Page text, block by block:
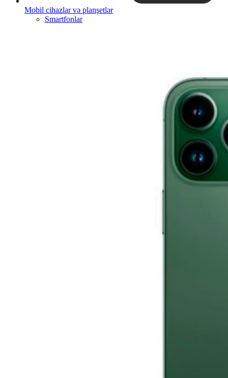
Mobil cihazlar və planşetlər
Smartfonlar